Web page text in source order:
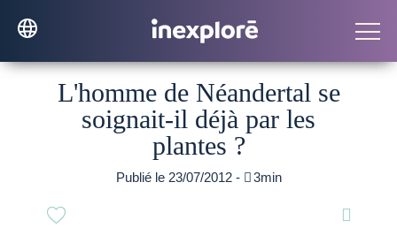
L'homme de Néandertal se
soignait-il déjà par les
plantes ?
Publié le 23/07/2012 - 3min
